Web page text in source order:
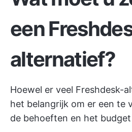
een
alternatief?
Hoewel er veel Freshdesk-
het belangrijk om er een te
de behoeften en het